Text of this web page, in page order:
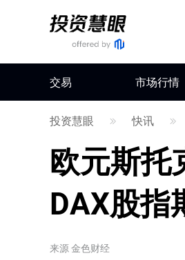
交易 市场行情
投资慧眼 快讯
欧元斯托
DAX股指
来源金色财经